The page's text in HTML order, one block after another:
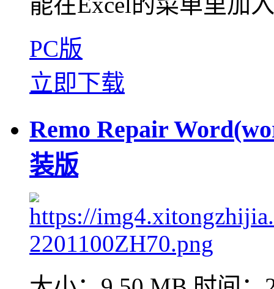
PC版
立即下载
Remo Repair
装版